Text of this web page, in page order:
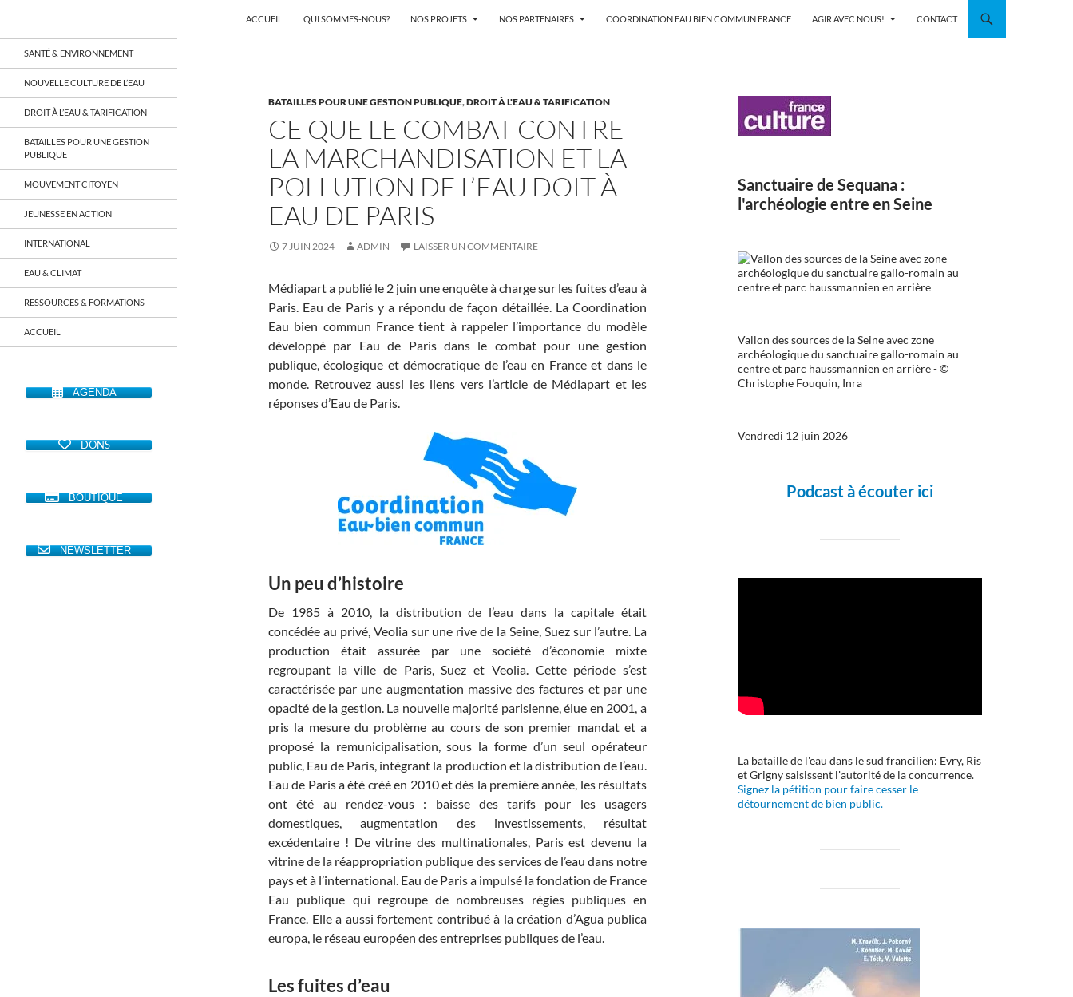
Aller
au
contenu
ACCUEIL QUI SOMMES-NOUS? NOS PROJETS NOS PARTENAIRES COORDINATION EAU BIEN COMMUN FRANCE AGIR AVEC NOUS! CONTACT
BATAILLES POUR UNE GESTION PUBLIQUE,DROIT À L'EAU & TARIFICATION
CE QUE LE COMBAT CONTRE
LA MARCHANDISATION ET LA
POLLUTION DE L’EAU DOIT À
EAU DE PARIS
7 JUIN 2024 ADMIN LAISSER UN COMMENTAIRE
Médiapart a publié le 2 juin une enquête à charge sur les fuites d’eau à
Paris. Eau de Paris y a répondu de façon détaillée. La Coordination
Eau bien commun France tient à rappeler l’importance du modèle
développé par Eau de Paris dans le combat pour une gestion
publique, écologique et démocratique de l’eau en France et dans le
monde. Retrouvez aussi les liens vers l’article de Médiapart et les
réponses d’Eau de Paris.
Un peu d’histoire
De 1985 à 2010, la distribution de l’eau dans la capitale était
concédée au privé, Veolia sur une rive de la Seine, Suez sur l’autre. La
production était assurée par une société d’économie mixte
regroupant la ville de Paris, Suez et Veolia. Cette période s’est
caractérisée par une augmentation massive des factures et par une
opacité de la gestion. La nouvelle majorité parisienne, élue en 2001, a
pris la mesure du problème au cours de son premier mandat et a
proposé la remunicipalisation, sous la forme d’un seul opérateur
public, Eau de Paris, intégrant la production et la distribution de l’eau.
Eau de Paris a été créé en 2010 et dès la première année, les résultats
ont été au rendez-vous : baisse des tarifs pour les usagers
domestiques, augmentation des investissements, résultat
excédentaire ! De vitrine des multinationales, Paris est devenu la
vitrine de la réappropriation publique des services de l’eau dans notre
pays et à l’international. Eau de Paris a impulsé la fondation de France
Eau publique qui regroupe de nombreuses régies publiques en
France. Elle a aussi fortement contribué à la création d’Agua publica
europa, le réseau européen des entreprises publiques de l’eau.
Les fuites d’eau
Sanctuaire de Sequana :
l'archéologie entre en Seine
Vallon des sources de la Seine avec zone
archéologique du sanctuaire gallo-romain au
centre et parc haussmannien en arrière - ©
Christophe Fouquin, Inra
Vendredi 12 juin 2026
Podcast à écouter ici
La bataille de l'eau dans le sud francilien: Evry, Ris
et Grigny saisissent l'autorité de la concurrence.
Signez la pétition pour faire cesser le
détournement de bien public.
un réseau qui réunit citoyens et
associations autour de la ressource
territoire français, sur tous les
économique, juridique, de la santé,
culturel…
SANTÉ & ENVIRONNEMENT
NOUVELLE CULTURE DE L’EAU
DROIT À L’EAU & TARIFICATION
BATAILLES POUR UNE GESTION
PUBLIQUE
MOUVEMENT CITOYEN
JEUNESSE EN ACTION
INTERNATIONAL
EAU & CLIMAT
RESSOURCES & FORMATIONS
ACCUEIL
AGENDA
DONS
BOUTIQUE
NEWSLETTER